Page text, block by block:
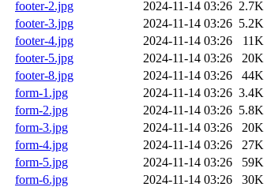
footer-2.jpg
2024-11-14 03:26 2.7K
footer-3.jpg
2024-11-14 03:26 5.2K
footer-4.jpg
2024-11-14 03:26
11K
footer-5.jpg
2024-11-14 03:26
20K
footer-8.jpg
2024-11-14 03:26
44K
form-1.jpg
2024-11-14 03:26 3.4K
form-2.jpg
2024-11-14 03:26 5.8K
form-3.jpg
2024-11-14 03:26
20K
form-4.jpg
2024-11-14 03:26
27K
form-5.jpg
2024-11-14 03:26
59K
form-6.jpg
2024-11-14 03:26
30K